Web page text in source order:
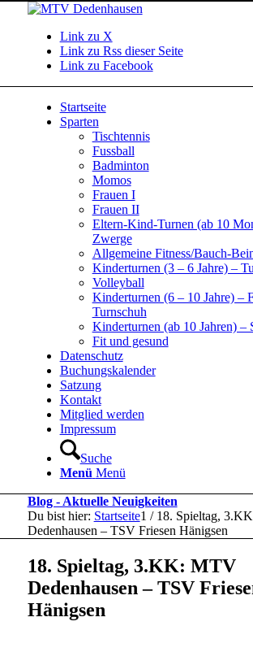
Link zu X
Link zu Rss dieser Seite
Link zu Facebook
Startseite
Sparten
Tischtennis
Fussball
Badminton
Momos
Frauen I
Frauen II
Eltern-Kind-Turnen (ab 10
Zwerge
Allgemeine Fitness/Bauch-
Kinderturnen (3 – 6 Jahre) –
Volleyball
Kinderturnen (6 – 10 Jahre) –
Turnschuh
Kinderturnen (ab 10 Jahren) –
Fit und gesund
Datenschutz
Buchungskalender
Satzung
Kontakt
Mitglied werden
Impressum
Suche
Menü Menü
Blog - Aktuelle Neuigkeiten
Du bist hier: Startseite1 / 18. Spieltag,
Dedenhausen – TSV Friesen Hänigsen
18. Spieltag, 3.KK: MTV
Dedenhausen – TSV
Hänigsen